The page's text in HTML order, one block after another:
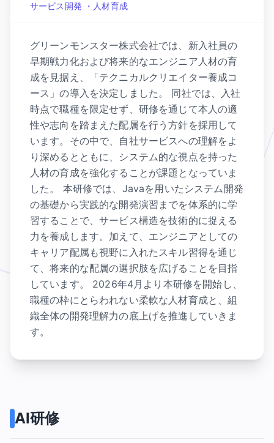
サービス開発 ・人材育成
グリーンモンスター株式会社では、新入社員の
早期戦力化および将来的なエンジニア人材の育
成を見据え、「テクニカルクリエイター養成コ
ース」の導入を決定しました。 同社では、入社
時点で職種を限定せず、研修を通じて本人の適
性や志向を踏まえた配属を行う方針を採用して
います。その中で、自社サービスへの理解をよ
り深めるとともに、システム的な視点を持った
人材の育成を強化することが課題となっていま
した。 本研修では、Javaを用いたシステム開発
の基礎から実践的な開発演習までを体系的に学
習することで、サービス構造を技術的に捉える
力を養成します。加えて、エンジニアとしての
キャリア配属も視野に入れたスキル習得を通じ
て、将来的な配属の選択肢を広げることを目指
しています。 2026年4月より本研修を開始し、
職種の枠にとらわれない柔軟な人材育成と、組
織全体の開発理解力の底上げを推進していきま
す。
AI研修